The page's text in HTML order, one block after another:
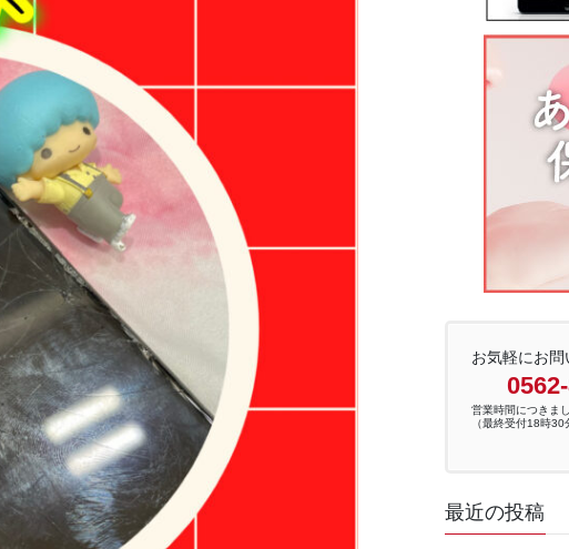
お気軽にお問
営業時間につきま
（最終受付18時30
最近の投稿